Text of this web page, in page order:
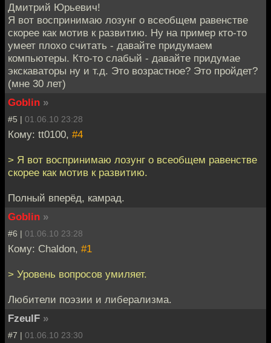
Дмитрий Юрьевич!
Я вот воспринимаю лозунг о всеобщем равенстве
скорее как мотив к развитию. Ну на пример кто-то
умеет плохо считать - давайте придумаем
компьютеры. Кто-то слабый - давайте придумае
экскаваторы ну и т.д. Это возрастное? Это пройдет?
(мне 30 лет)
Goblin »
#5 | 01.06.10 23:28
Кому: tt0100, #4
> Я вот воспринимаю лозунг о всеобщем равенстве
скорее как мотив к развитию.
Полный вперёд, камрад.
Goblin »
#6 | 01.06.10 23:28
Кому: Chaldon, #1
> Уровень вопросов умиляет.
Любители поэзии и либерализма.
FzeulF »
#7 | 01.06.10 23:30